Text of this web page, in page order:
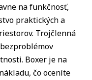
na funkčnosť,
praktických a
Trojčlenná
Boxer je na
čo oceníte